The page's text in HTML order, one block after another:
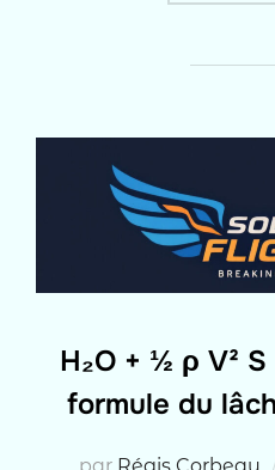
H₂O + ½ ρ V²
formule du